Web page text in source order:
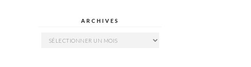
ARCHIVES
Archives